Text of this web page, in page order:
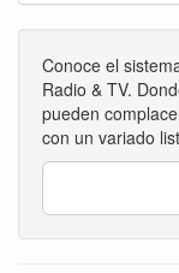
Conoce el
Radio & TV.
pueden
con un variado